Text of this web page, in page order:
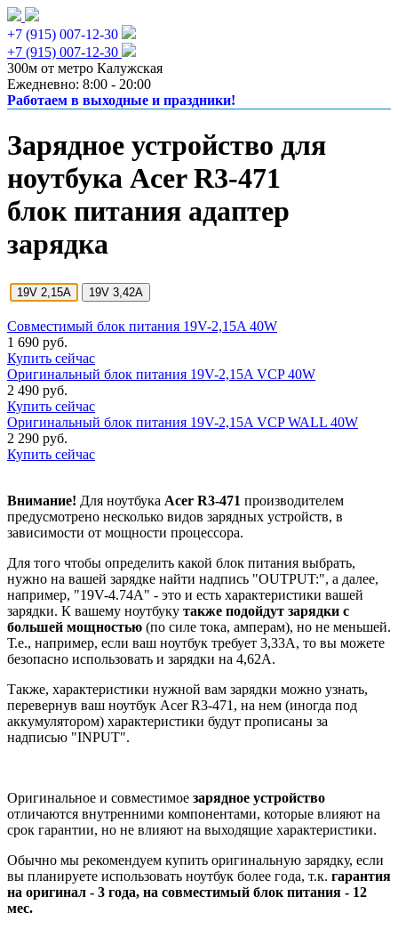
+7 (915) 007-12-30
+7 (915) 007-12-30
300м от метро Калужская
Ежедневно: 8:00 - 20:00
Работаем в выходные и праздники!
Зарядное устройство для
ноутбука Acer R3-471
блок питания адаптер
зарядка
19V 2,15A 19V 3,42A
Совместимый блок питания 19V-2,15A 40W
1 690 руб.
Купить сейчас
Оригинальный блок питания 19V-2,15A VCP 40W
2 490 руб.
Купить сейчас
Оригинальный блок питания 19V-2,15A VCP WALL 40W
2 290 руб.
Купить сейчас
Внимание! Для ноутбука Acer R3-471 производителем
предусмотрено несколько видов зарядных устройств, в
зависимости от мощности процессора.
Для того чтобы определить какой блок питания выбрать,
нужно на вашей зарядке найти надпись "OUTPUT:", а далее,
например, "19V-4.74A" - это и есть характеристики вашей
зарядки. К вашему ноутбуку также подойдут зарядки с
большей мощностью (по силе тока, амперам), но не меньшей.
Т.е., например, если ваш ноутбук требует 3,33А, то вы можете
безопасно использовать и зарядки на 4,62А.
Также, характеристики нужной вам зарядки можно узнать,
перевернув ваш ноутбук Acer R3-471, на нем (иногда под
аккумулятором) характеристики будут прописаны за
надписью "INPUT".
Оригинальное и совместимое зарядное устройство
отличаются внутренними компонентами, которые влияют на
срок гарантии, но не влияют на выходящие характеристики.
Обычно мы рекомендуем купить оригинальную зарядку, если
вы планируете использовать ноутбук более года, т.к. гарантия
на оригинал - 3 года, на совместимый блок питания - 12
мес.